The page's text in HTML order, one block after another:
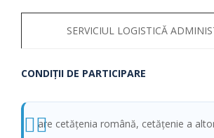
SERVICIUL LOGISTICĂ
CONDIŢII DE PARTICIPARE
are cetăţenia română, cetăţenie a